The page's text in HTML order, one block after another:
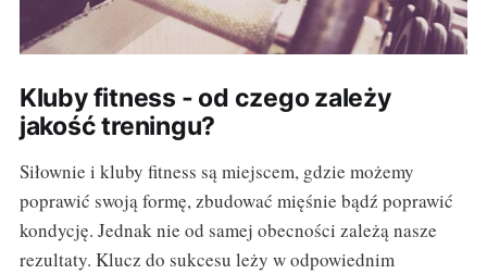
Kluby fitness - od czego zależy
jakość treningu?
Siłownie i kluby fitness są miejscem, gdzie możemy
poprawić swoją formę, zbudować mięśnie bądź poprawić
kondycję. Jednak nie od samej obecności zależą nasze
rezultaty. Klucz do sukcesu leży w odpowiednim